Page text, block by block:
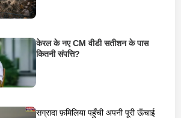
केरल के नए CM वीडी सतीशन के पास
कितनी संपत्ति?
सग्रादा फ़मिलिया पहुँची अपनी पूरी ऊँचाई